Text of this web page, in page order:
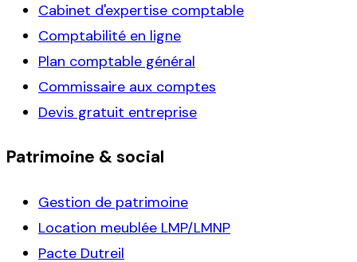
Cabinet d'expertise comptable
Comptabilité en ligne
Plan comptable général
Commissaire aux comptes
Devis gratuit entreprise
Patrimoine & social
Gestion de patrimoine
Location meublée LMP/LMNP
Pacte Dutreil